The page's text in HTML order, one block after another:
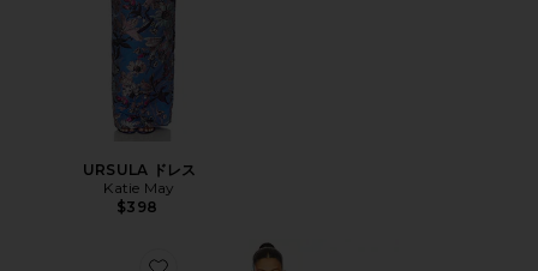
URSULA ドレス
Katie May
$398